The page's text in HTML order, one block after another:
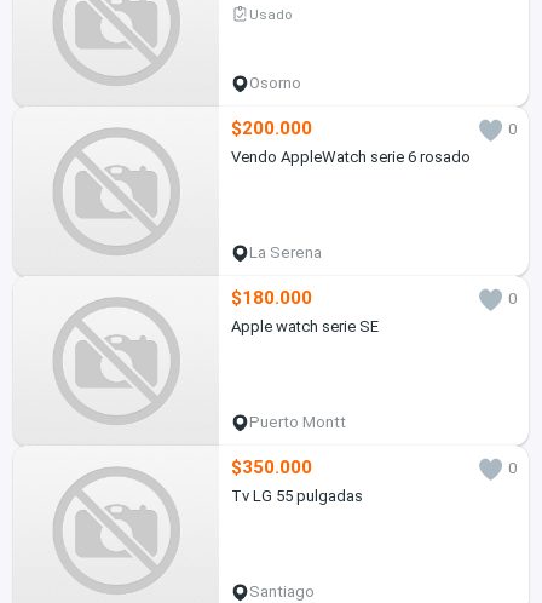
Usado
Osorno
$200.000
0
Vendo AppleWatch serie 6 rosado
La Serena
$180.000
0
Apple watch serie SE
Puerto Montt
$350.000
0
Tv LG 55 pulgadas
Santiago